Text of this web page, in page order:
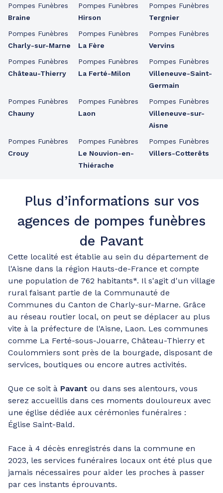
Pompes Funèbres
Braine
Pompes Funèbres
Charly-sur-Marne
Pompes Funèbres
Château-Thierry
Pompes Funèbres
Chauny
Pompes Funèbres
Crouy
Pompes Funèbres
Hirson
Pompes Funèbres
La Fère
Pompes Funèbres
La Ferté-Milon
Pompes Funèbres
Laon
Pompes Funèbres
Le Nouvion-en-
Thiérache
Pompes Funèbres
Tergnier
Pompes Funèbres
Vervins
Pompes Funèbres
Villeneuve-Saint-
Germain
Pompes Funèbres
Villeneuve-sur-
Aisne
Pompes Funèbres
Villers-Cotterêts
Plus d’informations sur vos
agences de pompes funèbres
de Pavant
Cette localité est établie au sein du département de
l'Aisne dans la région Hauts-de-France et compte
une population de 762 habitants*. Il s'agit d'un village
rural faisant partie de la Communauté de
Communes du Canton de Charly-sur-Marne. Grâce
au réseau routier local, on peut se déplacer au plus
vite à la préfecture de l'Aisne, Laon. Les communes
comme La Ferté-sous-Jouarre, Château-Thierry et
Coulommiers sont près de la bourgade, disposant de
services, boutiques ou encore autres activités.
Que ce soit à Pavant ou dans ses alentours, vous
serez accueillis dans ces moments douloureux avec
une église dédiée aux cérémonies funéraires :
Église Saint-Bald.
Face à 4 décès enregistrés dans la commune en
2023, les services funéraires locaux ont été plus que
jamais nécessaires pour aider les proches à passer
par ces instants éprouvants.